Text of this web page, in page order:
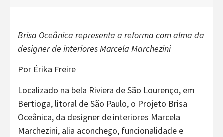
Brisa Oceânica representa a reforma com alma da
designer de interiores Marcela Marchezini
Por Érika Freire
Localizado na bela Riviera de São Lourenço, em
Bertioga, litoral de São Paulo, o Projeto Brisa
Oceânica, da designer de interiores Marcela
Marchezini, alia aconchego, funcionalidade e